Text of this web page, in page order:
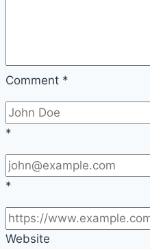
Comment *
*
*
Website